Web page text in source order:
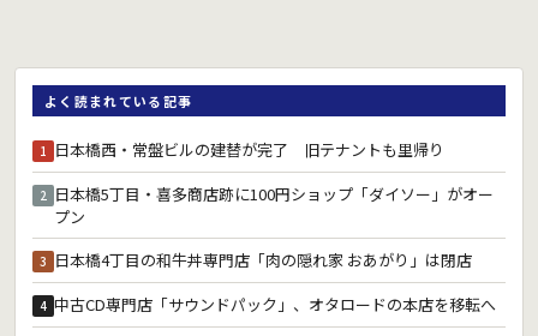
よく読まれている記事
1 日本橋西・常盤ビルの建替が完了 旧テナントも里帰り
2 日本橋5丁目・喜多商店跡に100円ショップ「ダイソー」がオー
プン
3 日本橋4丁目の和牛丼専門店「肉の隠れ家 おあがり」は閉店
4 中古CD専門店「サウンドパック」、オタロードの本店を移転へ